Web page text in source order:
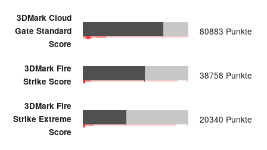
3DMark Cloud
Gate Standard
Score
80883 Punkte
3DMark Fire
Strike Score
38758 Punkte
3DMark Fire
Strike Extreme
Score
20340 Punkte